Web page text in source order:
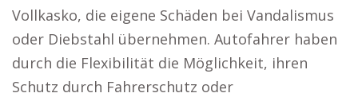
Vollkasko, die eigene Schäden bei Vandalismus
oder Diebstahl übernehmen. Autofahrer haben
durch die Flexibilität die Möglichkeit, ihren
Schutz durch Fahrerschutz oder